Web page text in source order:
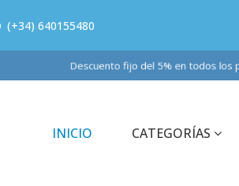
(+34) 640155480
Descuento fijo del 5% en todos
INICIO CATEGORÍAS